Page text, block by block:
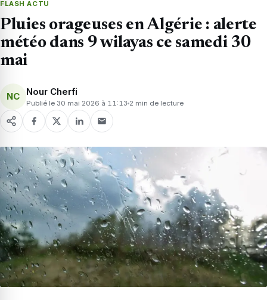
FLASH ACTU
Pluies orageuses en Algérie : alerte
météo dans 9 wilayas ce samedi 30
mai
NC Nour Cherfi
Publié le 30 mai 2026 à 11:13 2 min de lecture